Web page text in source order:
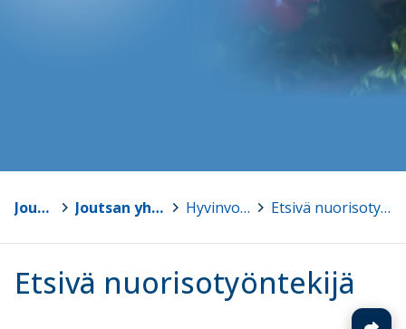
Joutsa Joutsan yhtenäiskoulu Hyvinvoinnin tuki > Etsivä nuorisotyöntekijä
Etsivä nuorisotyöntekijä